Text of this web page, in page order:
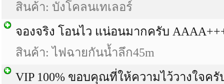
สินค้า: บังโคลนเทเลอร์
จองจริง โอนไว แน่อนมากครับ
สินค้า: ไฟฉายกันน้ำลึก45m
VIP 100% ขอบคุณที่ให้ความไว้วางใจครั